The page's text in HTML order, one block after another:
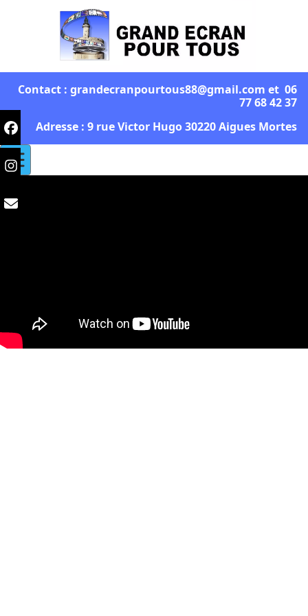
Contact : grandecranpourtous88@gmail.com et 06
77 68 42 37
Adresse : 9 rue Victor Hugo 30220 Aigues Mortes